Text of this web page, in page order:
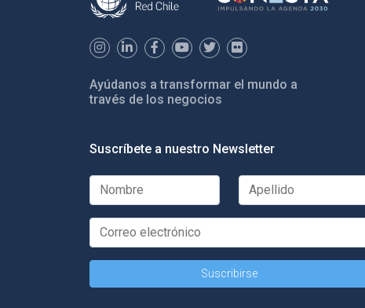
Ayúdanos a transformar el mundo a
través de los negocios
Suscríbete a nuestro Newsletter